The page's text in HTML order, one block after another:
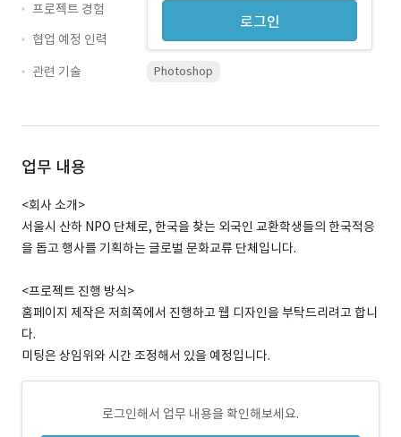
로그인
프로젝트 경험
협업 예정 인력
관련 기술
Photoshop
업무 내용
<회사 소개>
서울시 산하 NPO 단체로, 한국을 찾는 외국인 교환학생들의 한국적응
을 돕고 행사를 기획하는 글로벌 문화교류 단체입니다.
<프로젝트 진행 방식>
홈페이지 제작은 저희쪽에서 진행하고 웹 디자인을 부탁드리려고 합니
다.
미팅은 상임위와 시간 조정해서 있을 예정입니다.
로그인해서 업무 내용을 확인해보세요.